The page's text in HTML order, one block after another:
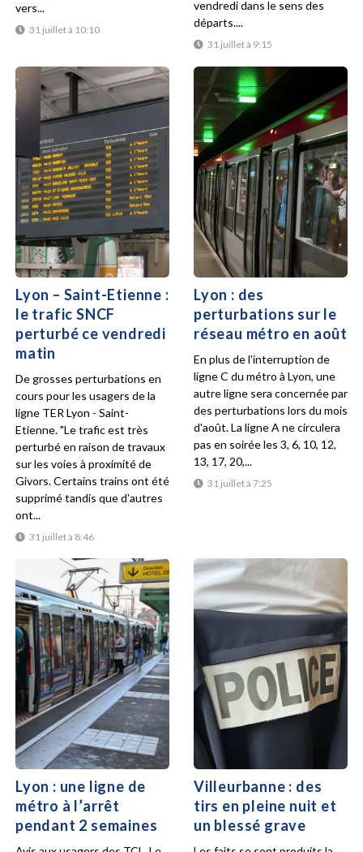
31 juillet à 10:10
vers...
31 juillet à 9:15
vendredi dans le sens des
départs....
Lyon – Saint-Etienne :
le trafic SNCF
perturbé ce vendredi
matin
31 juillet à 8:46
De grosses perturbations en
cours pour les usagers de la
ligne TER Lyon - Saint-
Etienne. "Le trafic est très
perturbé en raison de travaux
sur les voies à proximité de
Givors. Certains trains ont été
supprimé tandis que d'autres
ont...
Lyon : des
perturbations sur le
réseau métro en août
31 juillet à 7:25
En plus de l'interruption de
ligne C du métro à Lyon, une
autre ligne sera concernée par
des perturbations lors du mois
d'août. La ligne A ne circulera
pas en soirée les 3, 6, 10, 12,
13, 17, 20,...
Lyon : une ligne de
métro à l’arrêt
pendant 2 semaines
Villeurbanne : des
tirs en pleine nuit et
un blessé grave